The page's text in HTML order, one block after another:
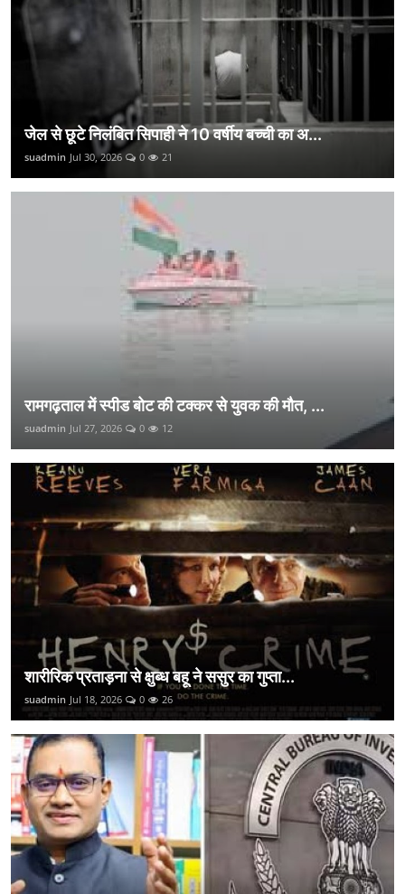
जेल से छूटे निलंबित सिपाही ने 10 वर्षीय बच्ची का अ...
suadmin Jul 30, 2026 0 21
रामगढ़ताल में स्पीड बोट की टक्कर से युवक की मौत, ...
suadmin Jul 27, 2026 0 12
शारीरिक प्रताड़ना से क्षुब्ध बहू ने ससुर का गुप्ता...
suadmin Jul 18, 2026 0 26